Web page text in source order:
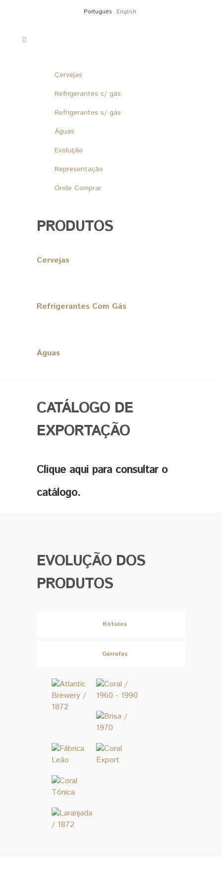
Português English
Cervejas
Refrigerantes c/ gás
Refrigerantes s/ gás
Águas
Evolução
Representação
Onde Comprar
PRODUTOS
Cervejas
Refrigerantes Com Gás
Águas
CATÁLOGO DE
EXPORTAÇÃO
Clique aqui para consultar o
catálogo.
EVOLUÇÃO DOS
PRODUTOS
Rótulos
Garrafas